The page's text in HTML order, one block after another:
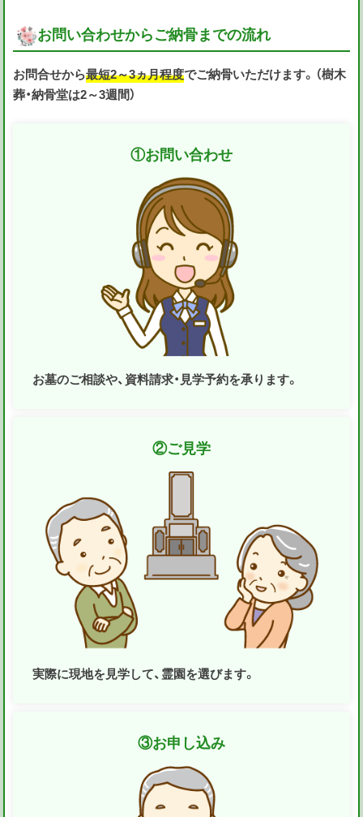
お問い合わせからご納骨までの流れ
お問合せから最短2～3ヵ月程度でご納骨いただけます。（樹木
葬・納骨堂は2～3週間）
①お問い合わせ
お墓のご相談や、資料請求・見学予約を承ります。
②ご見学
実際に現地を見学して、霊園を選びます。
③お申し込み